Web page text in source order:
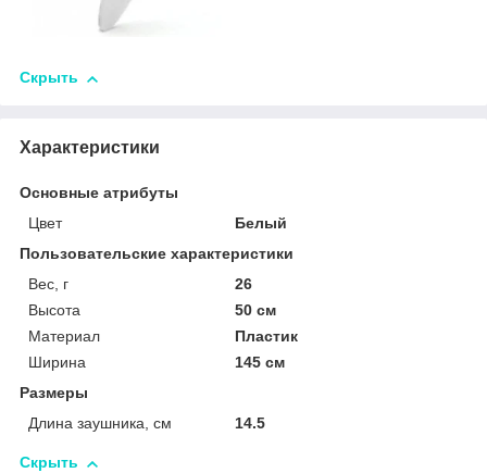
Скрыть
Характеристики
Основные атрибуты
Цвет
Белый
Пользовательские характеристики
Вес, г
26
Высота
50 см
Материал
Пластик
Ширина
145 см
Размеры
Длина заушника, см
14.5
Скрыть